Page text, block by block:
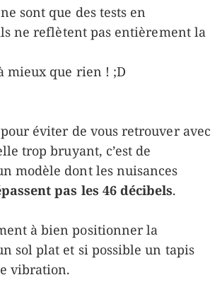
sont que des tests en
ne reflètent pas entièrement la
mieux que rien ! ;D
éviter de vous retrouver avec
trop bruyant, c’est de
modèle dont les nuisances
pas les 46 décibels.
à bien positionner la
sol plat et si possible un tapis
vibration.